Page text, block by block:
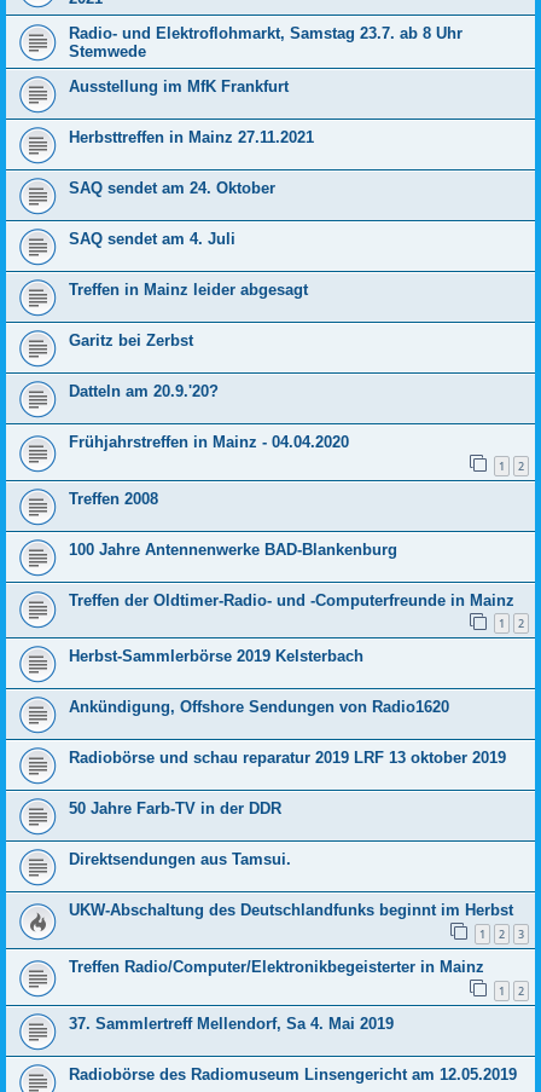
Radio- und Elektroflohmarkt, Samstag 23.7. ab 8 Uhr
Stemwede
Ausstellung im MfK Frankfurt
Herbsttreffen in Mainz 27.11.2021
SAQ sendet am 24. Oktober
SAQ sendet am 4. Juli
Treffen in Mainz leider abgesagt
Garitz bei Zerbst
Datteln am 20.9.'20?
Frühjahrstreffen in Mainz - 04.04.2020
1 2
Treffen 2008
100 Jahre Antennenwerke BAD-Blankenburg
Treffen der Oldtimer-Radio- und -Computerfreunde in Mainz
1 2
Herbst-Sammlerbörse 2019 Kelsterbach
Ankündigung, Offshore Sendungen von Radio1620
Radiobörse und schau reparatur 2019 LRF 13 oktober 2019
50 Jahre Farb-TV in der DDR
Direktsendungen aus Tamsui.
UKW-Abschaltung des Deutschlandfunks beginnt im Herbst
1 2 3
Treffen Radio/Computer/Elektronikbegeisterter in Mainz
1 2
37. Sammlertreff Mellendorf, Sa 4. Mai 2019
Radiobörse des Radiomuseum Linsengericht am 12.05.2019